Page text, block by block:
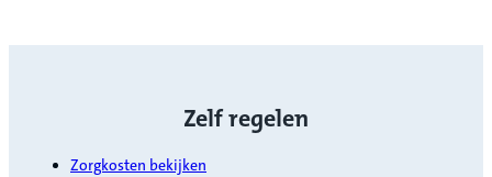
Zelf regelen
Zorgkosten bekijken